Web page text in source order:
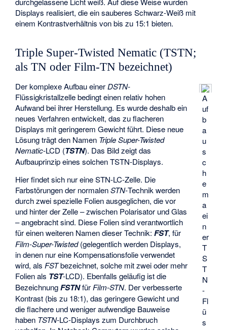
Displays realisiert, die ein sauberes Schwarz-Weiß mit
einem Kontrastverhältnis von bis zu 15:1 bieten.
Triple Super-Twisted Nematic (TSTN;
als TN oder Film-TN bezeichnet)
A
uf
b
a
u
s
c
h
e
m
a
ei
n
er
T
S
T
N
-
Fl
ü
s
Der komplexe Aufbau einerDSTN-
Flüssigkristallzelle bedingt einen relativ hohen
Aufwand bei ihrer Herstellung. Es wurde deshalb ein
neues Verfahren entwickelt, das zu flacheren
Displays mit geringerem Gewicht führt. Diese neue
Lösung trägt den Namen Triple Super-Twisted
Nematic-LCD (TSTN). Das Bild zeigt das
Aufbauprinzip eines solchen TSTN-Displays.
Hier findet sich nur eine STN-LC-Zelle. Die
Farbstörungen der normalenSTN-Technik werden
durch zwei spezielle Folien ausgeglichen, die vor
und hinter der Zelle – zwischen Polarisator und Glas
– angebracht sind. Diese Folien sind verantwortlich
für einen weiteren Namen dieser Technik:FST, für
Film-Super-Twisted(gelegentlich werden Displays,
in denen nur eine Kompensationsfolie verwendet
wird, als FSTbezeichnet, solche mit zwei oder mehr
Folien als TST-LCD). Ebenfalls geläufig ist die
BezeichnungFSTNfür Film-STN. Der verbesserte
Kontrast (bis zu 18:1), das geringere Gewicht und
die flachere und weniger aufwendige Bauweise
haben TSTN-LC-Displays zum Durchbruch